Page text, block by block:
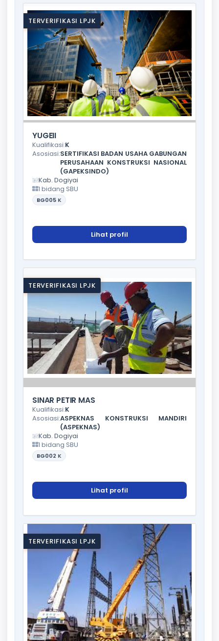
TERVERIFIKASI LPJK
YUGEII
Kualifikasi:K
Asosiasi:SERTIFIKASI BADAN USAHA GABUNGAN
PERUSAHAAN KONSTRUKSI NASIONAL
(GAPEKSINDO)
Kab. Dogiyai
1 bidang SBU
BG005 K
Lihat profil
TERVERIFIKASI LPJK
SINAR PETIR MAS
Kualifikasi:K
Asosiasi:ASPEKNAS KONSTRUKSI MANDIRI
(ASPEKNAS)
Kab. Dogiyai
1 bidang SBU
BG002 K
Lihat profil
TERVERIFIKASI LPJK